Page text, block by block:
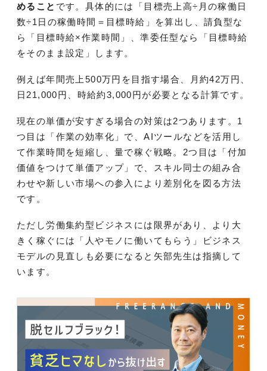
めること です。具体的には「目標売上高÷月の稼働日
数÷1日の稼働時間＝目標時給」を算出し、請負型な
ら「目標時給×作業時間」、準委任型なら「目標時給
をそのまま設定」します。
例えば年間売上500万円を目指す場合、月約42万円、
日21,000円、時給約3,000円が必要となる計算です。
現在の単価が安すぎる場合の対策は2つあります。1
つ目は「作業の効率化」で、AIツールなどを活用し
て作業時間を短縮し、量で稼ぐ戦略。2つ目は「付加
価値をつけて単価アップ」で、スキル同士の組み合
わせや新しい市場への参入により差別化を図る方法
です。
ただし労働集約型ビジネスには限界があり、より大
きく稼ぐには「人やモノに働いてもらう」ビジネス
モデルの見直しも必要になると矢部先生は指摘して
います。